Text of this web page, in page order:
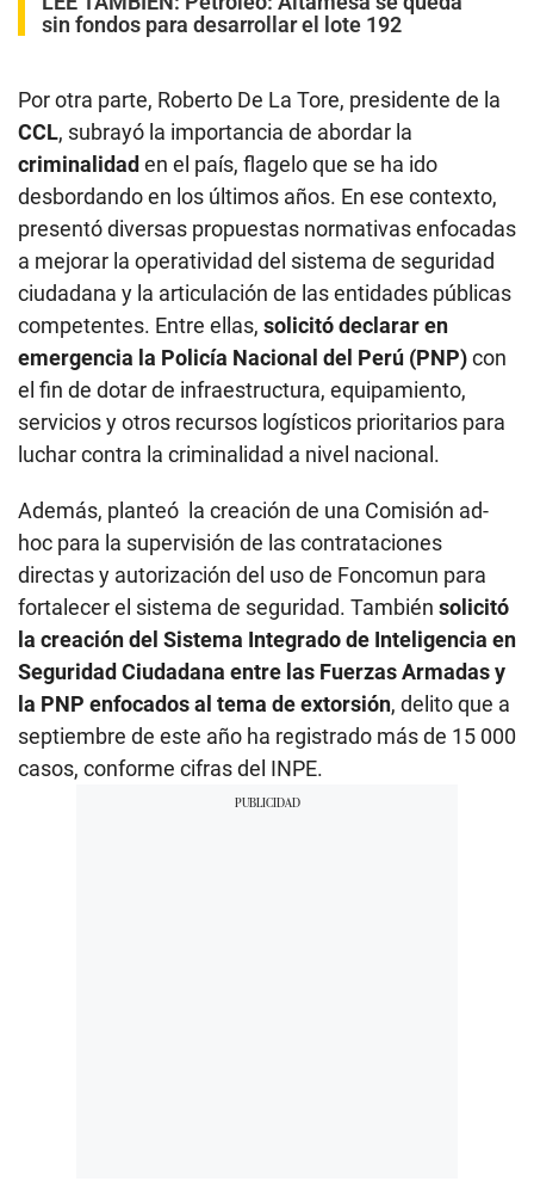
sin fondos para desarrollar el lote 192
Por otra parte, Roberto De La Tore, presidente de la
CCL, subrayó la importancia de abordar la
criminalidad en el país, flagelo que se ha ido
desbordando en los últimos años. En ese contexto,
presentó diversas propuestas normativas enfocadas
a mejorar la operatividad del sistema de seguridad
ciudadana y la articulación de las entidades públicas
competentes. Entre ellas, solicitó declarar en
emergencia la Policía Nacional del Perú (PNP)con
el fin de dotar de infraestructura, equipamiento,
servicios y otros recursos logísticos prioritarios para
luchar contra la criminalidad a nivel nacional.
Además, planteó la creación de una Comisión ad-
hoc para la supervisión de las contrataciones
directas y autorización del uso de Foncomun para
fortalecer el sistema de seguridad. También solicitó
la creación del Sistema Integrado de Inteligencia en
Seguridad Ciudadana entre las Fuerzas Armadas y
la PNP enfocados al tema de extorsión, delito que a
septiembre de este año ha registrado más de 15 000
casos, conforme cifras del INPE.